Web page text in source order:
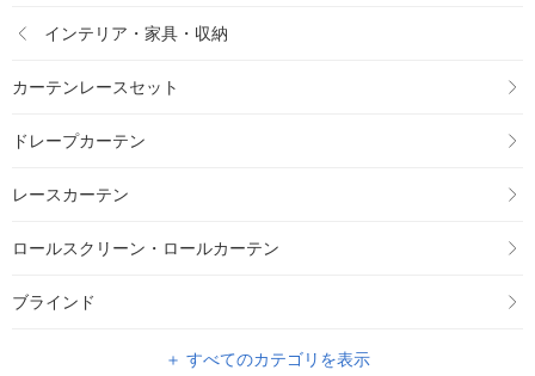
インテリア・家具・収納
カーテンレースセット
ドレープカーテン
レースカーテン
ロールスクリーン・ロールカーテン
ブラインド
＋ すべてのカテゴリを表示